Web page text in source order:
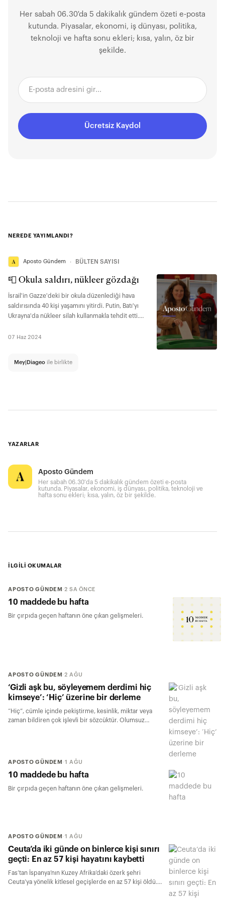
Her sabah 06.30'da 5 dakikalık gündem özeti e-posta
kutunda. Piyasalar, ekonomi, iş dünyası, politika,
teknoloji ve hafta sonu ekleri; kısa, yalın, öz bir
şekilde.
Ücretsiz Kaydol
NEREDE YAYIMLANDI?
Aposto Gündem ∙ BÜLTEN SAYISI
📮 Okula saldırı, nükleer gözdağı
İsrail'in Gazze'deki bir okula düzenlediği hava
saldırısında 40 kişi yaşamını yitirdi. Putin, Batı'yı
Ukrayna'da nükleer silah kullanmakla tehdit etti.
kez pozitife döndü.
07 Haz 2024
Mey|Diageo ile birlikte
YAZARLAR
Aposto Gündem
Her sabah 06.30'da 5 dakikalık gündem özeti e-posta
kutunda. Piyasalar, ekonomi, iş dünyası, politika, teknoloji ve
hafta sonu ekleri; kısa, yalın, öz bir şekilde.
İLGİLİ OKUMALAR
APOSTO GÜNDEM ·2 SA ÖNCE
10 maddede bu hafta
Bir çırpıda geçen haftanın öne çıkan gelişmeleri.
APOSTO GÜNDEM ·2 AĞU
‘Gizli aşk bu, söyleyemem derdimi hiç
kimseye’: ‘Hiç’ üzerine bir derleme
“Hiç”, cümle içinde pekiştirme, kesinlik, miktar veya
zaman bildiren çok işlevli bir sözcüktür. Olumsuz
APOSTO GÜNDEM ·1 AĞU
10 maddede bu hafta
Bir çırpıda geçen haftanın öne çıkan gelişmeleri.
APOSTO GÜNDEM ·1 AĞU
Ceuta’da iki günde on binlerce kişi sınırı
geçti: En az 57 kişi hayatını kaybetti
Fas’tan İspanya’nın Kuzey Afrika’daki özerk şehri
Ceuta’ya yönelik kitlesel geçişlerde en az 57 kişi öldü.